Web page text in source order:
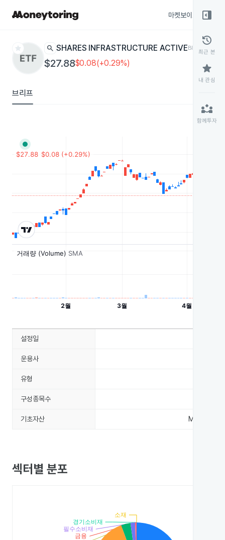
마켓보이스
star search ISHARES INFRASTRUCTURE ACTIVEBILT ETF
$27.88$0.08(+0.29%)
브리프
right_panel_open
history
최근 본
star
내 관심
partner_exchange
함께투자